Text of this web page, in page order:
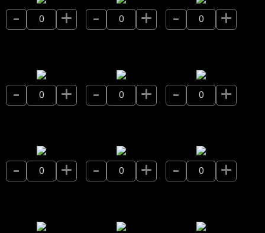
- + - + - +
- + - + - +
- + - + - +